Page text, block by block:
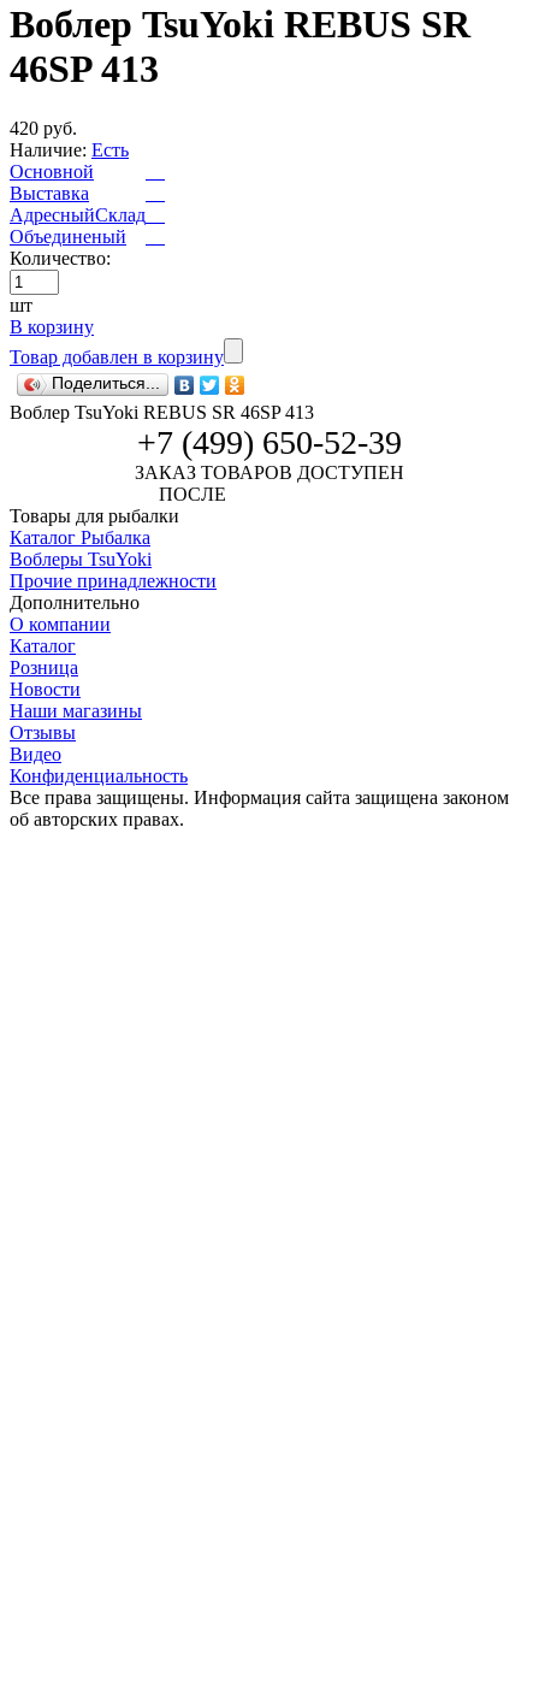
Воблер TsuYoki REBUS SR
46SP 413
420 руб.
Наличие: Есть
Основной
Выставка
АдресныйСклад
Объединеный
Количество:
шт
В корзину
Товар добавлен в корзину
Поделиться...
Воблер TsuYoki REBUS SR 46SP 413
+7 (499) 650-52-39
ЗАКАЗ ТОВАРОВ ДОСТУПЕН
ПОСЛЕ
Товары для рыбалки
Каталог Рыбалка
Воблеры TsuYoki
Прочие принадлежности
Дополнительно
О компании
Каталог
Розница
Новости
Наши магазины
Отзывы
Видео
Конфиденциальность
Все права защищены. Информация сайта защищена законом
об авторских правах.